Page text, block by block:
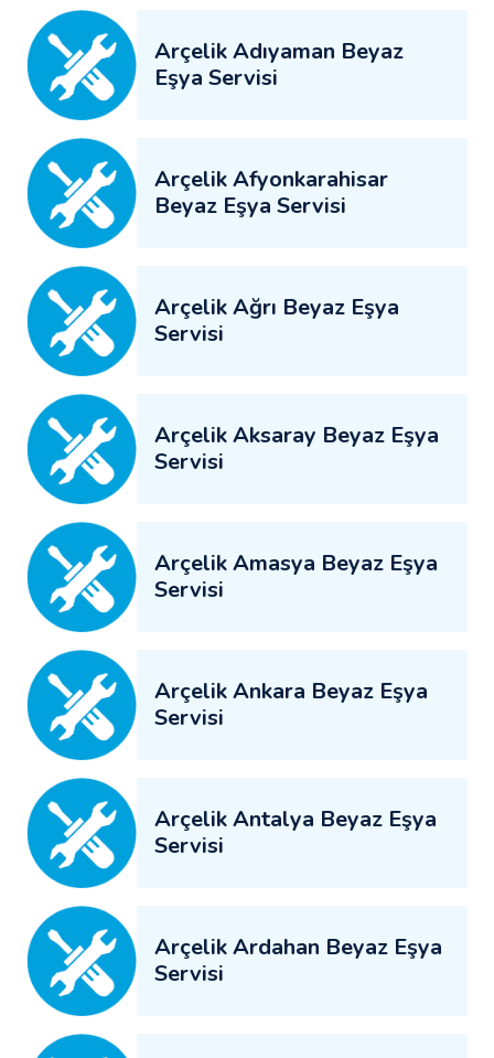
Arçelik Adıyaman Beyaz
Eşya Servisi
Arçelik Afyonkarahisar
Beyaz Eşya Servisi
Arçelik Ağrı Beyaz Eşya
Servisi
Arçelik Aksaray Beyaz Eşya
Servisi
Arçelik Amasya Beyaz Eşya
Servisi
Arçelik Ankara Beyaz Eşya
Servisi
Arçelik Antalya Beyaz Eşya
Servisi
Arçelik Ardahan Beyaz Eşya
Servisi